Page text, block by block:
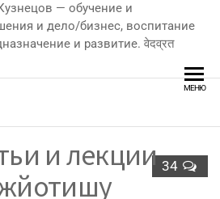
— обучение и
и дело/бизнес, воспитание
и развитие. वेदव्रत
МЕНЮ
34
и лекции